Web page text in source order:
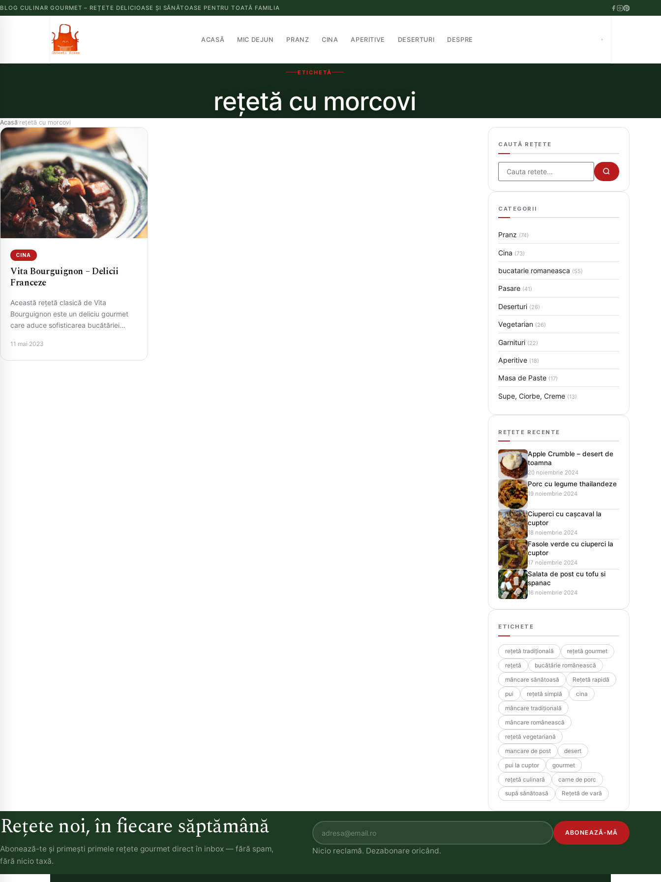
BLOG CULINAR GOURMET – REȚETE DELICIOASE ȘI SĂNĂTOASE PENTRU TOATĂ FAMILIA
ACASĂ MIC DEJUN PRANZ CINA APERITIVE DESERTURI DESPRE
ETICHETĂ
rețetă cu morcovi
Acasă›rețetă cu morcovi
CINA
Vita Bourguignon – Delicii
Franceze
Această rețetă clasică de Vita
Bourguignon este un deliciu gourmet
care aduce sofisticarea bucătăriei
fel…
11 mai 2023
CAUTĂ REȚETE
Cauta
CATEGORII
Pranz (74)
Cina (73)
bucatarie romaneasca (55)
Pasare (41)
Deserturi (26)
Vegetarian (26)
Garnituri (22)
Aperitive (18)
Masa de Paste (17)
Supe, Ciorbe, Creme (13)
REȚETE RECENTE
Apple Crumble – desert de
toamna
20 noiembrie 2024
Porc cu legume thailandeze
19 noiembrie 2024
Ciuperci cu cașcaval la
cuptor
18 noiembrie 2024
Fasole verde cu ciuperci la
cuptor
17 noiembrie 2024
Salata de post cu tofu si
spanac
16 noiembrie 2024
ETICHETE
rețetă tradițională
rețetă gourmet
rețetă
bucătărie românească
mâncare sănătoasă
Rețetă rapidă
pui
rețetă simplă
cina
mâncare tradițională
mâncare românească
rețetă vegetariană
mancare de post
desert
pui la cuptor
gourmet
rețetă culinară
carne de porc
supă sănătoasă
Rețetă de vară
Rețete noi, în fiecare săptămână
Abonează-te și primești primele rețete gourmet direct în inbox — fără spam,
fără nicio taxă.
ABONEAZĂ-MĂ
Nicio reclamă. Dezabonare oricând.